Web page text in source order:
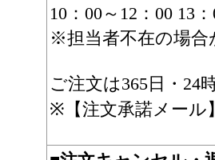
10：00～12：00 13
※担当者不在の場合
ご注文は365日・24
※【注文承諾メール